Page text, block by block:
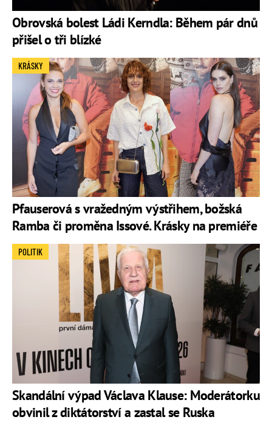
Obrovská bolest Ládi Kerndla: Během pár dnů
přišel o tři blízké
Pfauserová s vražedným výstřihem, božská
Ramba či proměna Issové. Krásky na premiéře
KRÁSKY
Skandální výpad Václava Klause: Moderátorku
obvinil z diktátorství a zastal se Ruska
POLITIK